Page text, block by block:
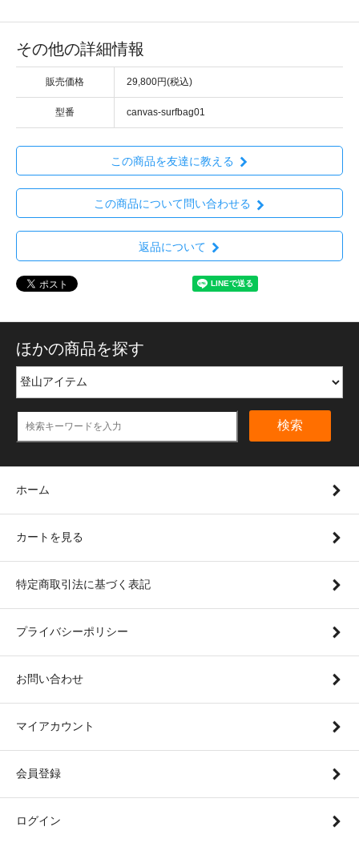
その他の詳細情報
販売価格 29,800円(税込)
型番 canvas-surfbag01
この商品を友達に教える
この商品について問い合わせる
返品について
ほかの商品を探す
検索
ホーム
カートを見る
特定商取引法に基づく表記
プライバシーポリシー
お問い合わせ
マイアカウント
会員登録
ログイン